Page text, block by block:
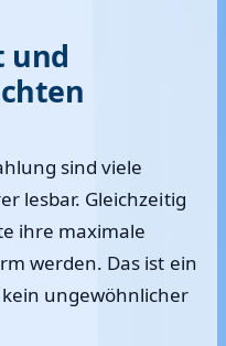
und
sind viele
lesbar. Gleichzeitig
ihre maximale
werden. Das ist ein
ungewöhnlicher